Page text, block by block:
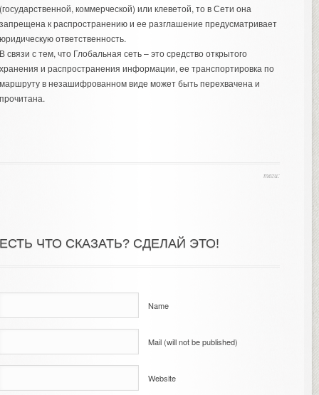
коммерческой) или клеветой, то в Сети она
к распространению и ее разглашение предусматривает
ответственность.
связи с тем, что Глобальная сеть – это средство открытого
и распространения информации, ее транспортировка по
в незашифрованном виде может быть перехвачена и
теги:
ЧТО СКАЗАТЬ? СДЕЛАЙ ЭТО!
Name
Mail (will not be published)
Website